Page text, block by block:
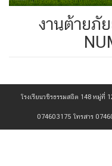
งานต้ายภั
โรงเรียนวชิรธรรมสถิต 148 หมู่ที่
074603175 โทรสาร